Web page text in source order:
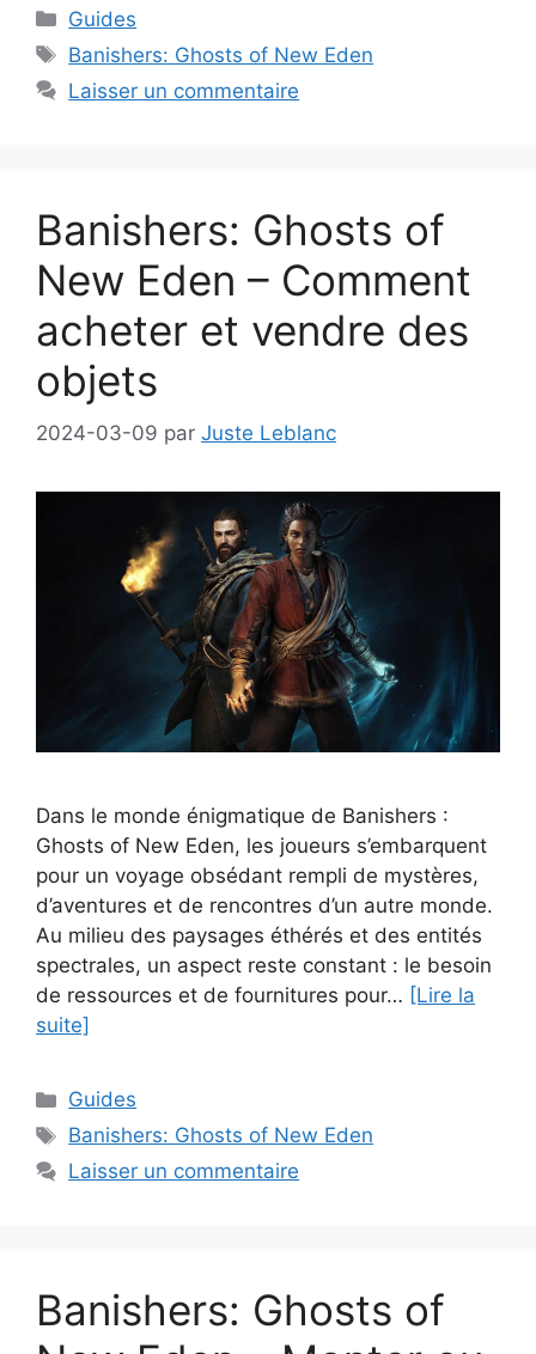
Catégories
Guides
Étiquettes
Banishers: Ghosts of New Eden
Laisser un commentaire
Banishers: Ghosts of
New Eden – Comment
acheter et vendre des
objets
2024-03-09 par Juste Leblanc
Dans le monde énigmatique de Banishers :
Ghosts of New Eden, les joueurs s’embarquent
pour un voyage obsédant rempli de mystères,
d’aventures et de rencontres d’un autre monde.
Au milieu des paysages éthérés et des entités
spectrales, un aspect reste constant : le besoin
de ressources et de fournitures pour… [Lire la
suite]
Catégories
Guides
Étiquettes
Banishers: Ghosts of New Eden
Laisser un commentaire
Banishers: Ghosts of